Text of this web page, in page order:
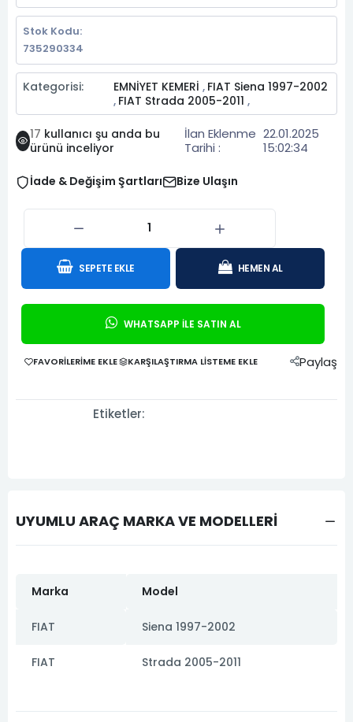
Stok Kodu:
735290334
Kategorisi: EMNİYET KEMERİ , FIAT Siena 1997-2002
, FIAT Strada 2005-2011 ,
17 kullanıcı şu anda bu
ürünü inceliyor
İlan Eklenme
Tarihi :
22.01.2025
15:02:34
İade & Değişim Şartları Bize Ulaşın
SEPETE EKLE HEMEN AL
WHATSAPP İLE SATIN AL
FAVORILERIME EKLE KARŞILAŞTIRMA LISTEME EKLE Paylaş
Etiketler:
UYUMLU ARAÇ MARKA VE MODELLERİ
Marka Model
FIAT Siena 1997-2002
FIAT Strada 2005-2011